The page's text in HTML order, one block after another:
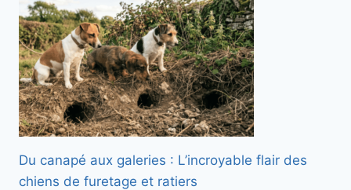
Du canapé aux galeries : L’incroyable flair des
chiens de furetage et ratiers